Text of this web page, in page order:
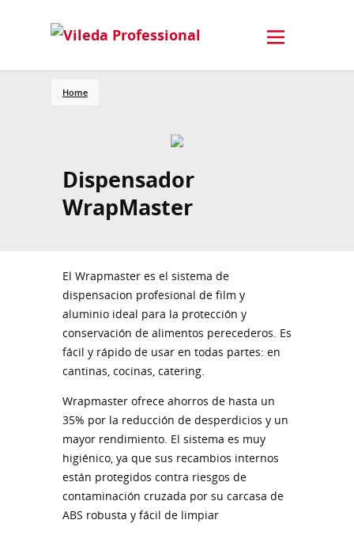
Home
Dispensador
WrapMaster
El Wrapmaster es el sistema de
dispensacion profesional de film y
aluminio ideal para la protección y
conservación de alimentos perecederos. Es
fácil y rápido de usar en todas partes: en
cantinas, cocinas, catering.
Wrapmaster ofrece ahorros de hasta un
35% por la reducción de desperdicios y un
mayor rendimiento. El sistema es muy
higiénico, ya que sus recambios internos
están protegidos contra riesgos de
contaminación cruzada por su carcasa de
ABS robusta y fácil de limpiar